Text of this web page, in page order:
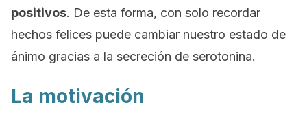
positivos. De esta forma, con solo recordar
hechos felices puede cambiar nuestro estado de
ánimo gracias a la secreción de serotonina.
La motivación